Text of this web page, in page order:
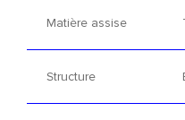
Matière assise
Structure